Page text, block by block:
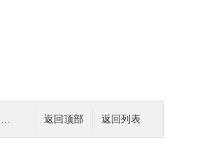
返回列表
返回顶部